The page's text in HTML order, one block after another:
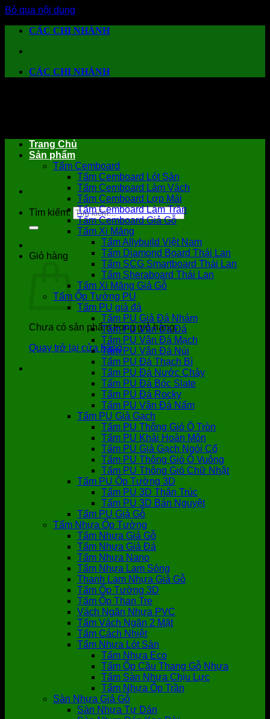
Bỏ qua nội dung
CÁC CHI NHÁNH
CÁC CHI NHÁNH
Tìm kiếm:
Giỏ hàng
Chưa có sản phẩm trong giỏ hàng.
Quay trở lại cửa hàng
Trang Chủ
Sản phẩm
Tấm Cemboard
Tấm Cemboard Lót Sàn
Tấm Cemboard Làm Vách
Tấm Cemboard Lợp Mái
Tấm Cemboard Làm Trần
Tấm Cemboard Giả Gỗ
Tấm Xi Măng
Tấm Allybuild Việt Nam
Tấm Diamond Board Thái Lan
Tấm SCG Smartboard Thái Lan
Tấm Sheraboard Thái Lan
Tấm Xi Măng Giả Gỗ
Tấm Ốp Tường PU
Tấm PU giả đá
Tấm PU Giả Đá Nhám
Tấm PU Vân Da Đá
Tấm PU Vân Đá Mạch
Tấm PU Vân Đá Núi
Tấm PU Đá Thạch Bì
Tấm PU Đá Nước Chảy
Tấm PU Đá Bóc Slate
Tấm PU Đá Rocky
Tấm PU Vân Đá Nấm
Tấm PU Giả Gạch
Tấm PU Thông Gió Ô Tròn
Tấm PU Khải Hoàn Môn
Tấm PU Giả Gạch Ngói Cổ
Tấm PU Thông Gió Ô Vuông
Tấm PU Thông Gió Chữ Nhật
Tấm PU Ốp Tường 3D
Tấm PU 3D Thân Trúc
Tấm PU 3D Bán Nguyệt
Tấm PU Giả Gỗ
Tấm Nhựa Ốp Tường
Tấm Nhựa Giả Gỗ
Tấm Nhựa Giả Đá
Tấm Nhựa Nano
Tấm Nhựa Lam Sóng
Thanh Lam Nhựa Giả Gỗ
Tấm Ốp Tường 3D
Tấm Ốp Than Tre
Vách Ngăn Nhựa PVC
Tấm Vách Ngăn 2 Mặt
Tấm Cách Nhiệt
Tấm Nhựa Lót Sàn
Tấm Nhựa Eco
Tấm Ốp Cầu Thang Gỗ Nhựa
Tấm Sàn Nhựa Chịu Lực
Tấm Nhựa Ốp Trần
Sàn Nhựa Giả Gỗ
Sàn Nhựa Tự Dán